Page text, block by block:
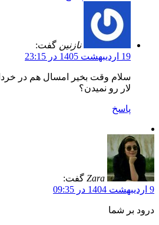
نازنین گفت:
19 اردیبهشت 1405 در 23:15
سلام وقت بخیر امسال هم در
لار رو نمیدن؟
پاسخ
Zara گفت:
9 اردیبهشت 1404 در 09:35
درود بر شما